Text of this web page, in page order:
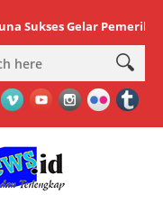
Gelar Pemeriksaan